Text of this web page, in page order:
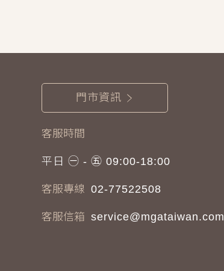
門市資訊
客服時間
平日 ㊀ - ㊄ 09:00-18:00
客服專線 02-77522508
客服信箱 service@mgataiwan.com